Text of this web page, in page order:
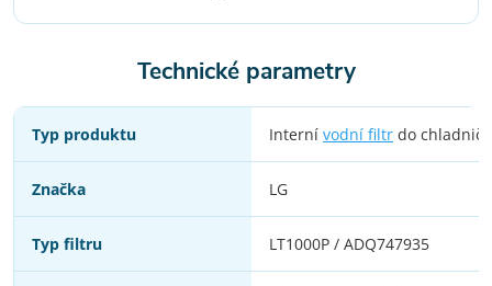
Technické parametry
Typ produktu Interní vodní filtr do
Značka LG
Typ filtru LT1000P / ADQ747935